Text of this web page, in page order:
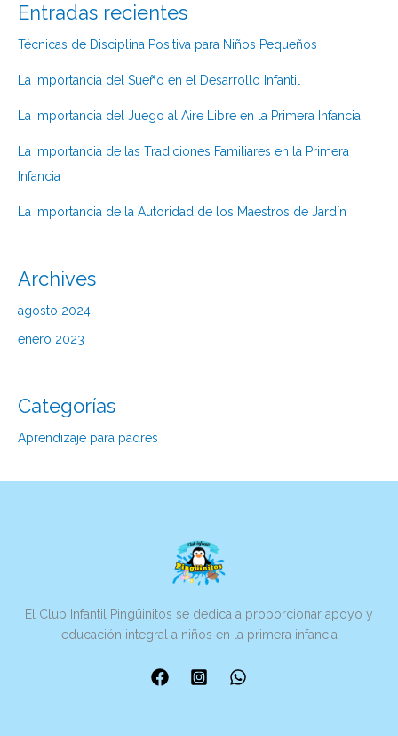
Entradas recientes
Técnicas de Disciplina Positiva para Niños Pequeños
La Importancia del Sueño en el Desarrollo Infantil
La Importancia del Juego al Aire Libre en la Primera Infancia
La Importancia de las Tradiciones Familiares en la Primera
Infancia
La Importancia de la Autoridad de los Maestros de Jardín
Archives
agosto 2024
enero 2023
Categorías
Aprendizaje para padres
El Club Infantil Pingüinitos se dedica a proporcionar apoyo y
educación integral a niños en la primera infancia